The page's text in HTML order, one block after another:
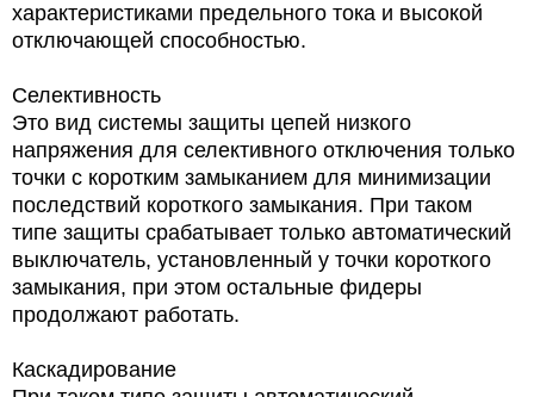
характеристиками предельного тока и высокой
отключающей способностью.
Селективность
Это вид системы защиты цепей низкого
напряжения для селективного отключения только
точки с коротким замыканием для минимизации
последствий короткого замыкания. При таком
типе защиты срабатывает только автоматический
выключатель, установленный у точки короткого
замыкания, при этом остальные фидеры
продолжают работать.
Каскадирование